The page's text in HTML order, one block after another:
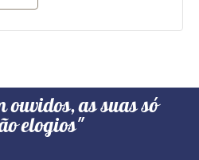
ouvidos, as suas só
elogios"